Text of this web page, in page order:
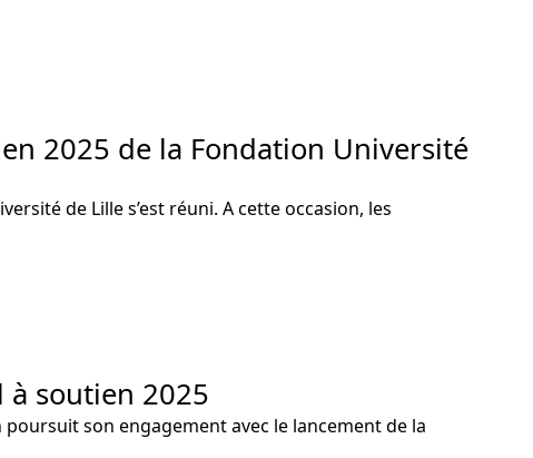
2025 de la Fondation Université
de Lille s’est réuni. A cette occasion, les
à soutien 2025
son engagement avec le lancement de la